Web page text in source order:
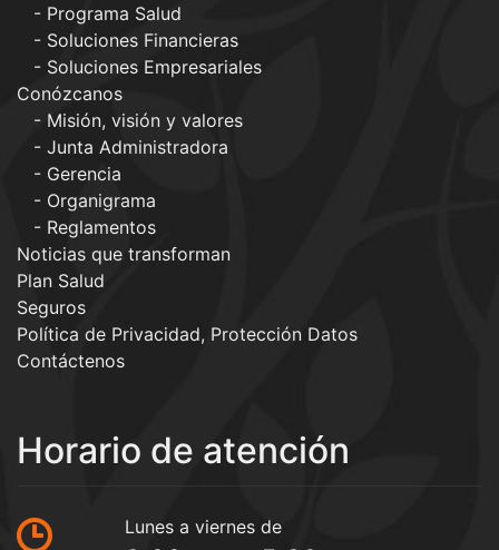
Programa Salud
Soluciones Financieras
Soluciones Empresariales
Conózcanos
Misión, visión y valores
Junta Administradora
Gerencia
Organigrama
Reglamentos
Noticias que transforman
Plan Salud
Seguros
Política de Privacidad, Protección Datos
Contáctenos
Horario de atención
Lunes a viernes de